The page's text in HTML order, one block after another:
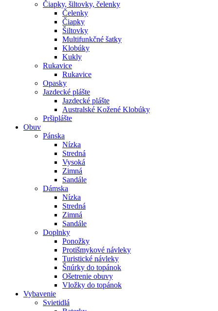
Čiapky, šiltovky, čelenky
Čelenky
Čiapky
Šiltovky
Multifunkčné šatky
Klobúky
Kukly
Rukavice
Rukavice
Opasky
Jazdecké plášte
Jazdecké plášte
Australské Kožené Klobúky
Pršiplášte
Obuv
Pánska
Nízka
Stredná
Vysoká
Zimná
Sandále
Dámska
Nízka
Stredná
Zimná
Sandále
Doplnky
Ponožky
Protišmykové návleky
Turistické návleky
Šnúrky do topánok
Ošetrenie obuvy
Vložky do topánok
Vybavenie
Svietidlá